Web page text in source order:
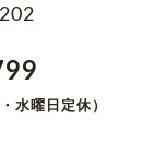
水曜日定休）